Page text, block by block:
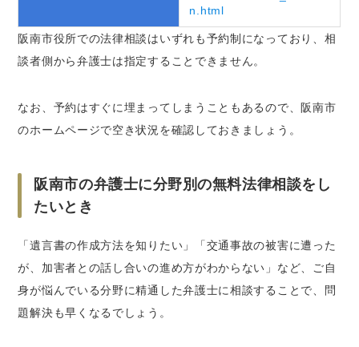
n.html
阪南市役所での法律相談はいずれも予約制になっており、相
談者側から弁護士は指定することできません。
なお、予約はすぐに埋まってしまうこともあるので、阪南市
のホームページで空き状況を確認しておきましょう。
阪南市の弁護士に分野別の無料法律相談をし
たいとき
「遺言書の作成方法を知りたい」「交通事故の被害に遭った
が、加害者との話し合いの進め方がわからない」など、ご自
身が悩んでいる分野に精通した弁護士に相談することで、問
題解決も早くなるでしょう。